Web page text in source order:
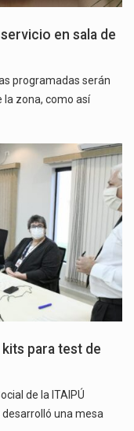
en sala de
programadas serán
la zona, como así
para test de
de la ITAIPÚ
desarrolló una mesa